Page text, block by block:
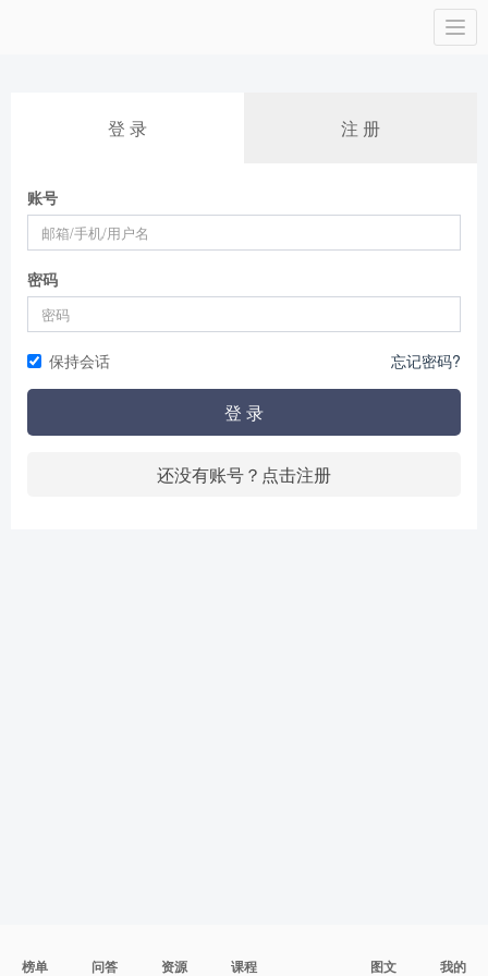
登 录 注 册
账号
密码
保持会话 忘记密码?
登 录
还没有账号？点击注册
榜单 问答 资源 课程 图文 我的